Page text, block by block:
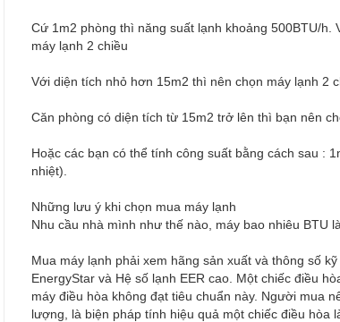
Cứ 1m2 phòng thì năng suất lạnh khoảng 500BTU/
máy lạnh 2 chiều
Với diện tích nhỏ hơn 15m2 thì nên chọn máy lạnh 2
Căn phòng có diện tích từ 15m2 trở lên thì bạn nên
Hoặc các bạn có thể tính công suất bằng cách sau :
nhiệt).
Những lưu ý khi chọn mua máy lạnh
Nhu cầu nhà mình như thế nào, máy bao nhiêu BTU
Mua máy lạnh phải xem hãng sản xuất và thông số
EnergyStar và Hệ số lạnh EER cao. Một chiếc điều
máy điều hòa không đạt tiêu chuẩn này. Người mua
lượng, là biện pháp tính hiệu quả một chiếc điều hòa